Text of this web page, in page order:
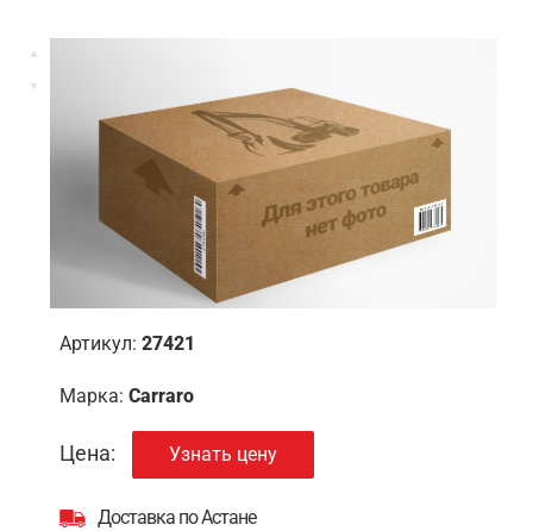
Артикул: 27421
Марка: Carraro
Цена: Узнать цену
Доставка по Астане